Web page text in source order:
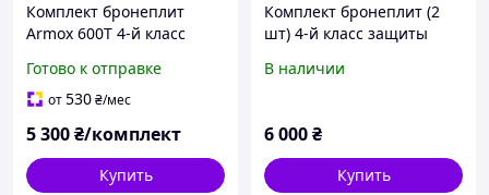
Комплект бронеплит
Armox 600T 4-й класс
Готово к отправке
от530₴/мес
5 300₴/комплект
Купить
Комплект бронеплит (2
шт) 4-й класс защиты
В наличии
6 000₴
Купить